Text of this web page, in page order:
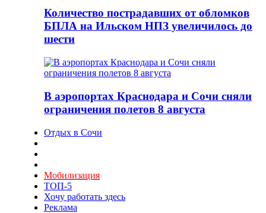
Количество пострадавших от обломков
БПЛА на Ильском НПЗ увеличилось до
шести
В аэропортах Краснодара и Сочи сняли
ограничения полетов 8 августа
Отдых в Сочи
Мобилизация
ТОП-5
Хочу работать здесь
Реклама